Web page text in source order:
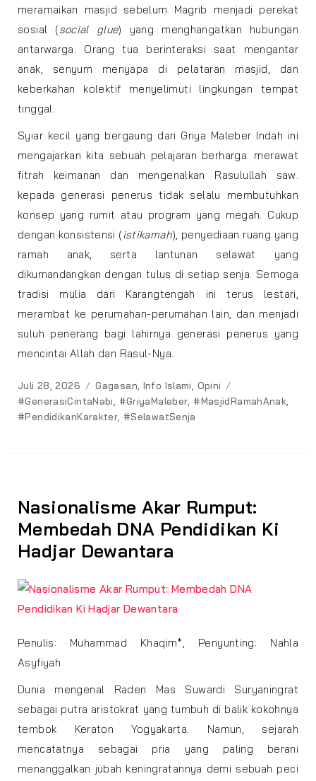
meramaikan masjid sebelum Magrib menjadi perekat
sosial (social glue) yang menghangatkan hubungan
antarwarga. Orang tua berinteraksi saat mengantar
anak, senyum menyapa di pelataran masjid, dan
keberkahan kolektif menyelimuti lingkungan tempat
tinggal.
Syiar kecil yang bergaung dari Griya Maleber Indah ini
mengajarkan kita sebuah pelajaran berharga: merawat
fitrah keimanan dan mengenalkan Rasulullah saw.
kepada generasi penerus tidak selalu membutuhkan
konsep yang rumit atau program yang megah. Cukup
dengan konsistensi (istikamah), penyediaan ruang yang
ramah anak, serta lantunan selawat yang
dikumandangkan dengan tulus di setiap senja. Semoga
tradisi mulia dari Karangtengah ini terus lestari,
merambat ke perumahan-perumahan lain, dan menjadi
suluh penerang bagi lahirnya generasi penerus yang
mencintai Allah dan Rasul-Nya.
Posted
on
Juli 28, 2026 Categories
Gagasan Info Islami Opini
#GenerasiCintaNabi
#GriyaMaleber #MasjidRamahAnak
#PendidikanKarakter #SelawatSenja
Nasionalisme Akar Rumput:
Membedah DNA Pendidikan Ki
Hadjar Dewantara
Penulis: Muhammad Khaqim*, Penyunting: Nahla
Asyfiyah
Dunia mengenal Raden Mas Suwardi Suryaningrat
sebagai putra aristokrat yang tumbuh di balik kokohnya
tembok Keraton Yogyakarta. Namun, sejarah
mencatatnya sebagai pria yang paling berani
menanggalkan jubah keningratannya demi sebuah peci